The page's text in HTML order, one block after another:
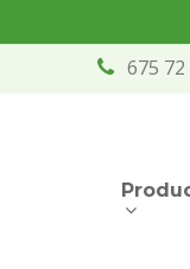
675